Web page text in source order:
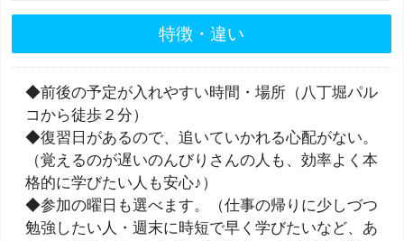
特徴・違い
◆前後の予定が入れやすい時間・場所（八丁堀パル
コから徒歩２分）
◆復習日があるので、追いていかれる心配がない。
（覚えるのが遅いのんびりさんの人も、効率よく本
格的に学びたい人も安心♪）
◆参加の曜日も選べます。（仕事の帰りに少しづつ
勉強したい人・週末に時短で早く学びたいなど、あ